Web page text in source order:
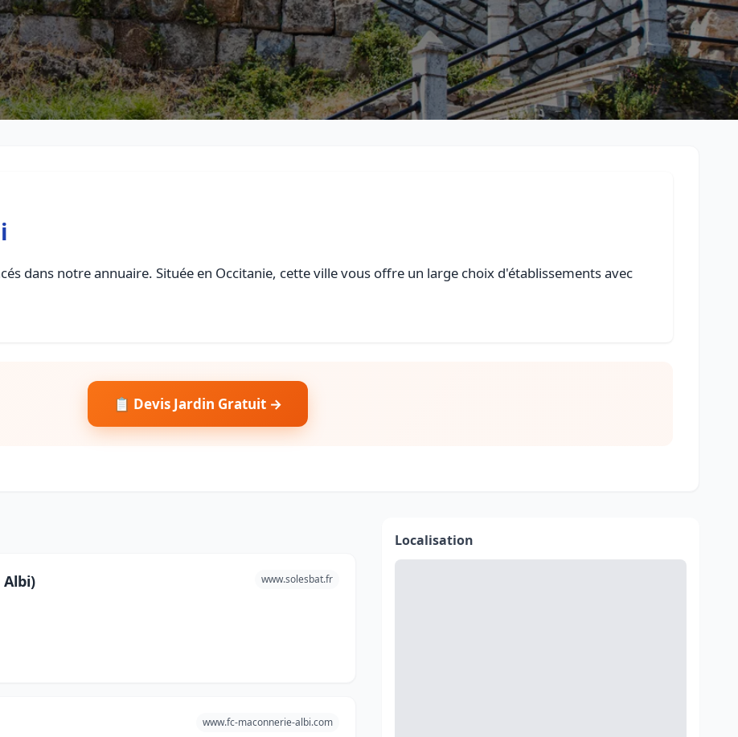
dans notre annuaire. Située en Occitanie, cette ville vous offre un large choix d'établissements avec
📋 Devis Jardin Gratuit →
Albi) www.solesbat.fr
www.fc-maconnerie-albi.com
Localisation